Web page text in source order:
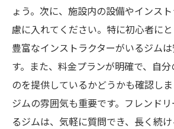
ょう。次に、施設内の設備やインス
慮に入れてください。特に初心者に
豊富なインストラクターがいるジム
す。また、料金プランが明確で、自
のを提供しているかどうかも確認しま
ジムの雰囲気も重要です。フレンド
るジムは、気軽に質問でき、長く続